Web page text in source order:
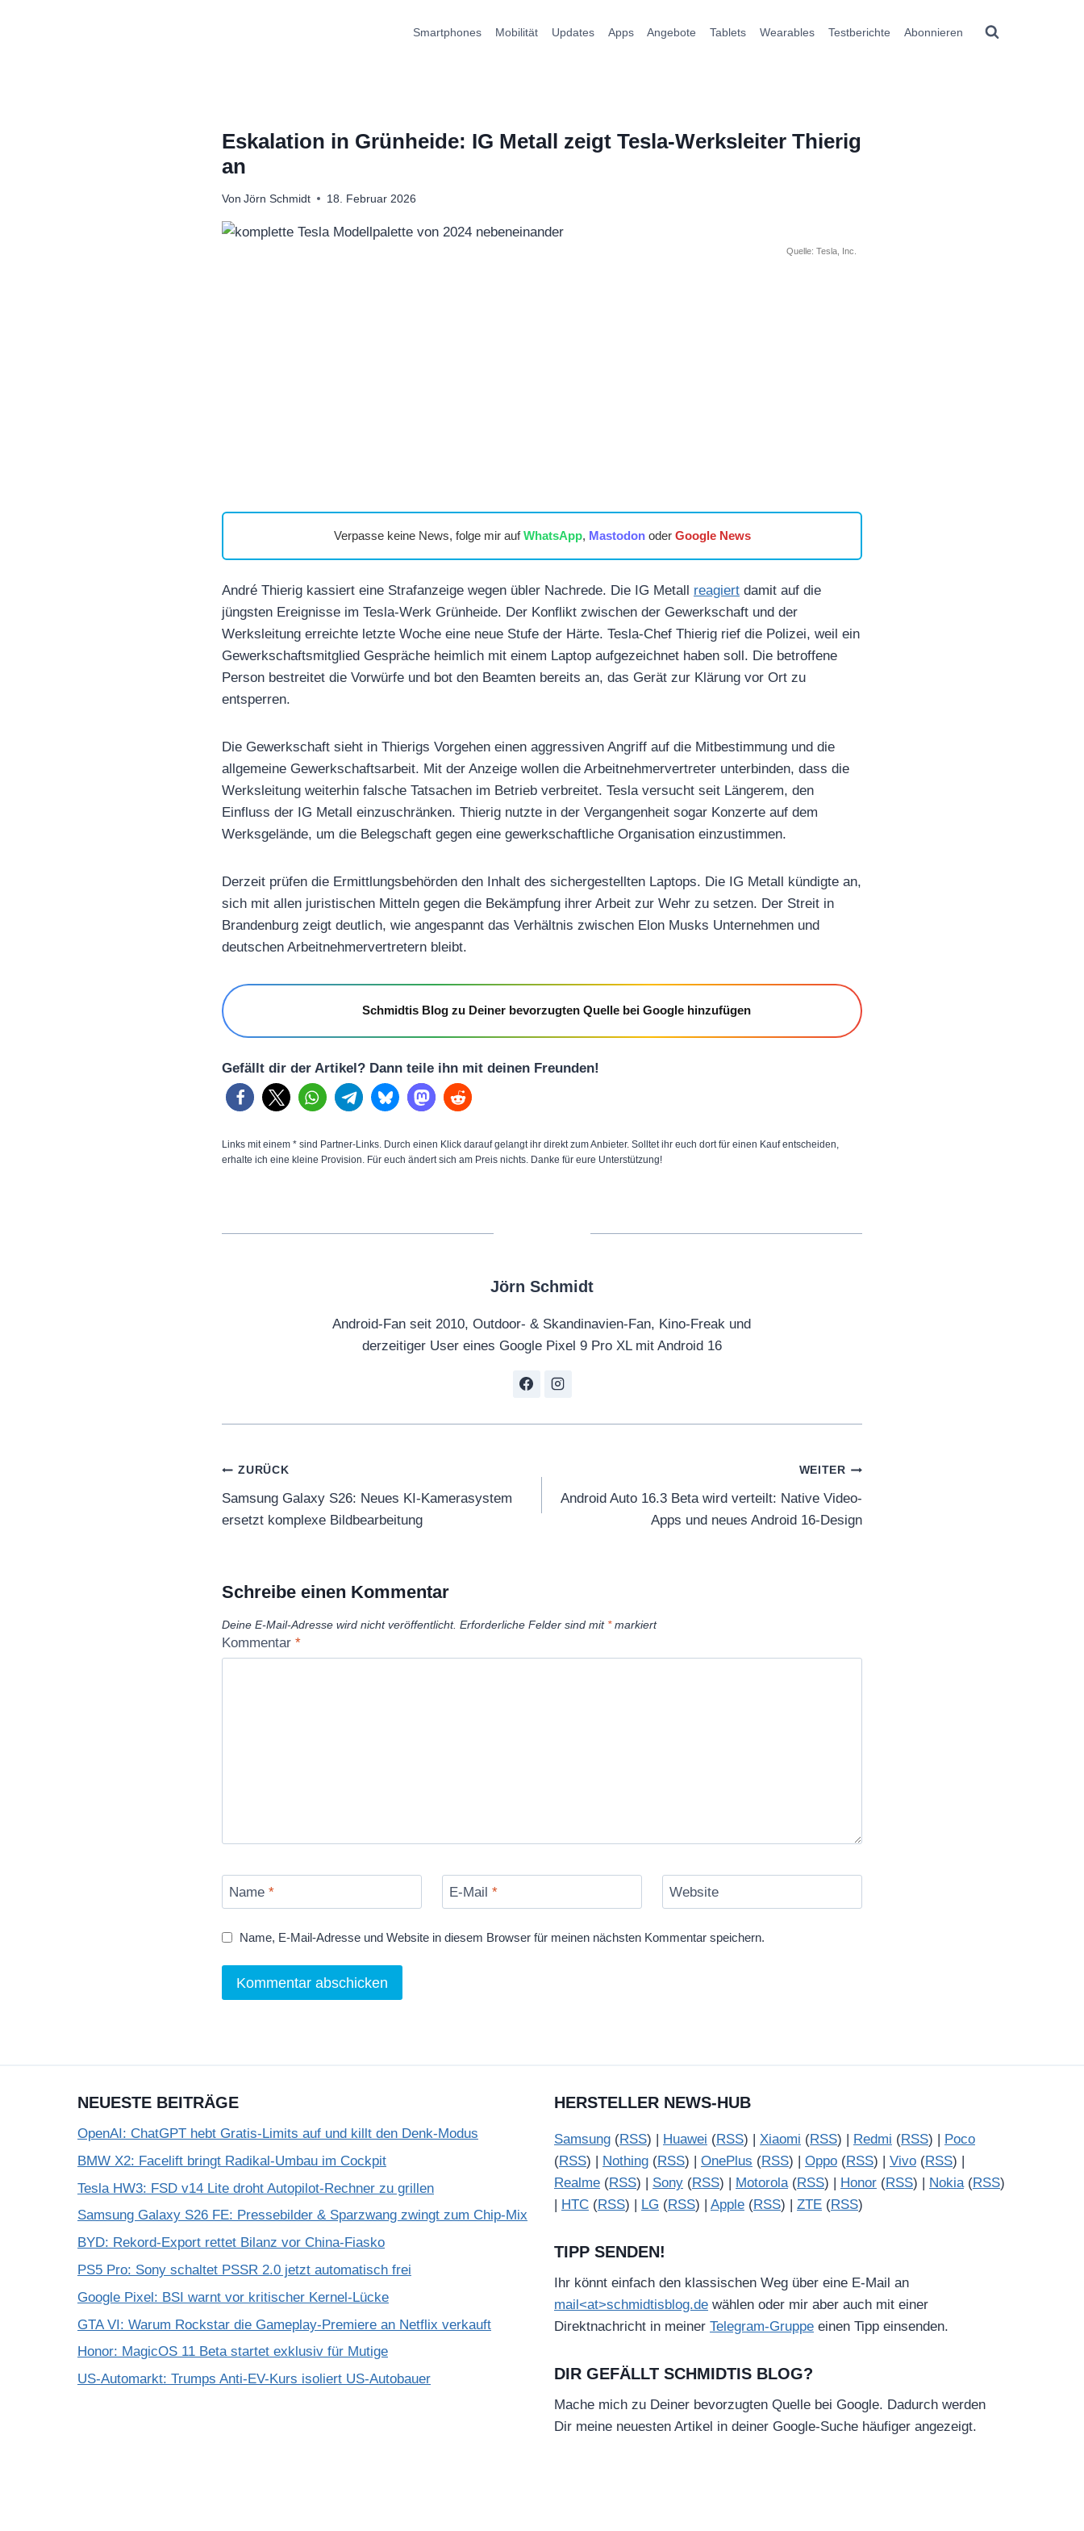
Smartphones Mobilität Updates Apps Angebote Tablets Wearables Testberichte Abonnieren
Eskalation in Grünheide: IG Metall zeigt Tesla-Werksleiter Thierig
an
Von Jörn Schmidt 18. Februar 2026
Quelle: Tesla, Inc.
Verpasse keine News, folge mir aufWhatsApp, Mastodonoder Google News
André Thierig kassiert eine Strafanzeige wegen übler Nachrede. Die IG Metall reagiert damit auf die
jüngsten Ereignisse im Tesla-Werk Grünheide. Der Konflikt zwischen der Gewerkschaft und der
Werksleitung erreichte letzte Woche eine neue Stufe der Härte. Tesla-Chef Thierig rief die Polizei, weil ein
Gewerkschaftsmitglied Gespräche heimlich mit einem Laptop aufgezeichnet haben soll. Die betroffene
Person bestreitet die Vorwürfe und bot den Beamten bereits an, das Gerät zur Klärung vor Ort zu
entsperren.
Die Gewerkschaft sieht in Thierigs Vorgehen einen aggressiven Angriff auf die Mitbestimmung und die
allgemeine Gewerkschaftsarbeit. Mit der Anzeige wollen die Arbeitnehmervertreter unterbinden, dass die
Werksleitung weiterhin falsche Tatsachen im Betrieb verbreitet. Tesla versucht seit Längerem, den
Einfluss der IG Metall einzuschränken. Thierig nutzte in der Vergangenheit sogar Konzerte auf dem
Werksgelände, um die Belegschaft gegen eine gewerkschaftliche Organisation einzustimmen.
Derzeit prüfen die Ermittlungsbehörden den Inhalt des sichergestellten Laptops. Die IG Metall kündigte an,
sich mit allen juristischen Mitteln gegen die Bekämpfung ihrer Arbeit zur Wehr zu setzen. Der Streit in
Brandenburg zeigt deutlich, wie angespannt das Verhältnis zwischen Elon Musks Unternehmen und
deutschen Arbeitnehmervertretern bleibt.
Schmidtis Blog zu Deiner bevorzugten Quelle bei Google hinzufügen
Gefällt dir der Artikel? Dann teile ihn mit deinen Freunden!
Links mit einem * sind Partner-Links. Durch einen Klick darauf gelangt ihr direkt zum Anbieter. Solltet ihr euch dort für einen Kauf entscheiden,
erhalte ich eine kleine Provision. Für euch ändert sich am Preis nichts. Danke für eure Unterstützung!
Jörn Schmidt
Android-Fan seit 2010, Outdoor- & Skandinavien-Fan, Kino-Freak und
derzeitiger User eines Google Pixel 9 Pro XL mit Android 16
Beitragsnavigation
ZURÜCK
Samsung Galaxy S26: Neues KI-Kamerasystem
ersetzt komplexe Bildbearbeitung
WEITER
Android Auto 16.3 Beta wird verteilt: Native Video-
Apps und neues Android 16-Design
Schreibe einen Kommentar
Deine E-Mail-Adresse wird nicht veröffentlicht. Erforderliche Felder sind mit *markiert
Kommentar *
Name * E-Mail * Website
Name, E-Mail-Adresse und Website in diesem Browser für meinen nächsten Kommentar speichern.
NEUESTE BEITRÄGE
OpenAI: ChatGPT hebt Gratis-Limits auf und killt den Denk-Modus
BMW X2: Facelift bringt Radikal-Umbau im Cockpit
Tesla HW3: FSD v14 Lite droht Autopilot-Rechner zu grillen
Samsung Galaxy S26 FE: Pressebilder & Sparzwang zwingt zum Chip-Mix
BYD: Rekord-Export rettet Bilanz vor China-Fiasko
PS5 Pro: Sony schaltet PSSR 2.0 jetzt automatisch frei
Google Pixel: BSI warnt vor kritischer Kernel-Lücke
GTA VI: Warum Rockstar die Gameplay-Premiere an Netflix verkauft
Honor: MagicOS 11 Beta startet exklusiv für Mutige
US-Automarkt: Trumps Anti-EV-Kurs isoliert US-Autobauer
HERSTELLER NEWS-HUB
Samsung (RSS) | Huawei (RSS) | Xiaomi (RSS) | Redmi (RSS) | Poco
(RSS) | Nothing (RSS) | OnePlus (RSS) | Oppo (RSS) | Vivo (RSS) |
Realme (RSS) | Sony (RSS) | Motorola(RSS) | Honor (RSS) | Nokia(RSS)
| HTC (RSS) | LG (RSS) | Apple (RSS) | ZTE (RSS)
TIPP SENDEN!
Ihr könnt einfach den klassischen Weg über eine E-Mail an
mail<at>schmidtisblog.de wählen oder mir aber auch mit einer
Direktnachricht in meiner Telegram-Gruppe einen Tipp einsenden.
DIR GEFÄLLT SCHMIDTIS BLOG?
Mache mich zu Deiner bevorzugten Quelle bei Google. Dadurch werden
Dir meine neuesten Artikel in deiner Google-Suche häufiger angezeigt.